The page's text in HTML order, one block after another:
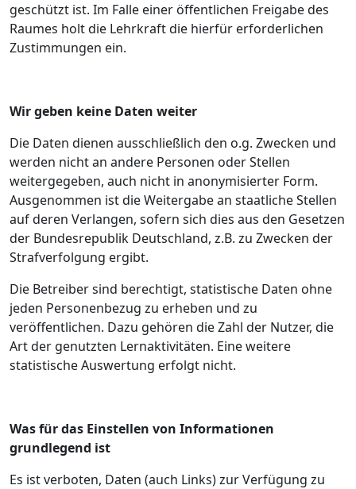
geschützt ist. Im Falle einer öffentlichen Freigabe des
Raumes holt die Lehrkraft die hierfür erforderlichen
Zustimmungen ein.
Wir geben keine Daten weiter
Die Daten dienen ausschließlich den o.g. Zwecken und
werden nicht an andere Personen oder Stellen
weitergegeben, auch nicht in anonymisierter Form.
Ausgenommen ist die Weitergabe an staatliche Stellen
auf deren Verlangen, sofern sich dies aus den Gesetzen
der Bundesrepublik Deutschland, z.B. zu Zwecken der
Strafverfolgung ergibt.
Die Betreiber sind berechtigt, statistische Daten ohne
jeden Personenbezug zu erheben und zu
veröffentlichen. Dazu gehören die Zahl der Nutzer, die
Art der genutzten Lernaktivitäten. Eine weitere
statistische Auswertung erfolgt nicht.
Was für das Einstellen von Informationen
grundlegend ist
Es ist verboten, Daten (auch Links) zur Verfügung zu